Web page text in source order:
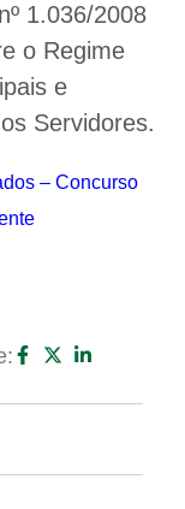
1.036/2008
o Regime
e
Servidores.
– Concurso